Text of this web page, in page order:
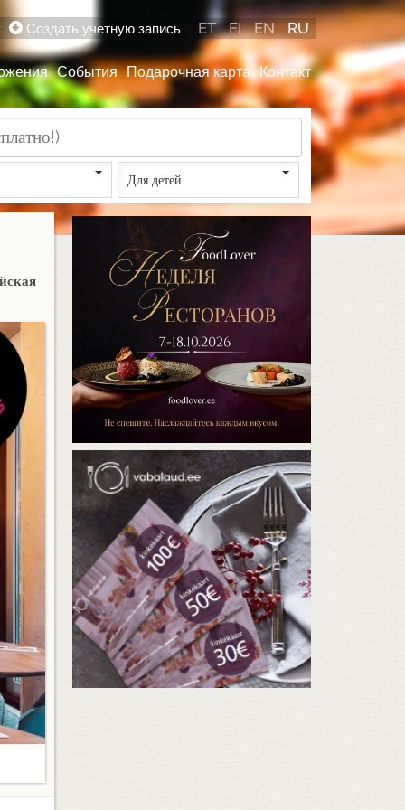
События Подарочная карта Контакт
Создать учетную запись ET FI EN RU
Для детей